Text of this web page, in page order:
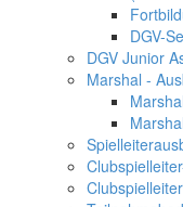
DGV-
DGV Junior
Marshal -